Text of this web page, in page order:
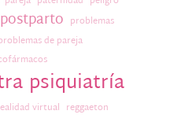
postparto problemas
de pareja
psiquiatría
virtual reggaeton